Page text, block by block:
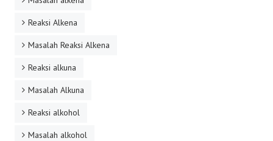
Reaksi Alkena
Masalah Reaksi Alkena
Reaksi alkuna
Masalah Alkuna
Reaksi alkohol
Masalah alkohol